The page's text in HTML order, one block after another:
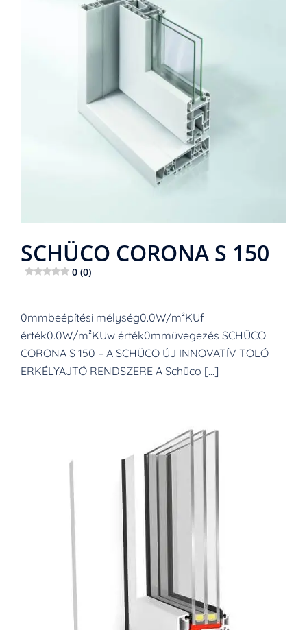
SCHÜCO CORONA S 150
0 (0)
0mmbeépítési mélység0.0W/m²KUf
érték0.0W/m²KUw érték0mmüvegezés SCHÜCO
CORONA S 150 – A SCHÜCO ÚJ INNOVATÍV TOLÓ
ERKÉLYAJTÓ RENDSZERE A Schüco […]